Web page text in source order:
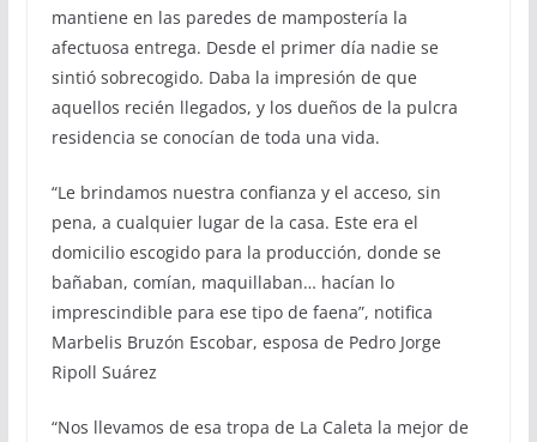
mantiene en las paredes de mampostería la
afectuosa entrega. Desde el primer día nadie se
sintió sobrecogido. Daba la impresión de que
aquellos recién llegados, y los dueños de la pulcra
residencia se conocían de toda una vida.
“Le brindamos nuestra confianza y el acceso, sin
pena, a cualquier lugar de la casa. Este era el
domicilio escogido para la producción, donde se
bañaban, comían, maquillaban… hacían lo
imprescindible para ese tipo de faena”, notifica
Marbelis Bruzón Escobar, esposa de Pedro Jorge
Ripoll Suárez
“Nos llevamos de esa tropa de La Caleta la mejor de